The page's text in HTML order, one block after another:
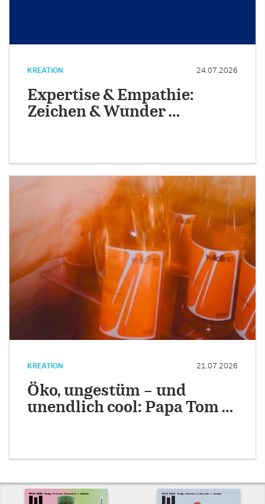
KREATION 24.07.2026
Expertise & Empathie:
Zeichen & Wunder …
KREATION 21.07.2026
Öko, ungestüm – und
unendlich cool: Papa Tom …